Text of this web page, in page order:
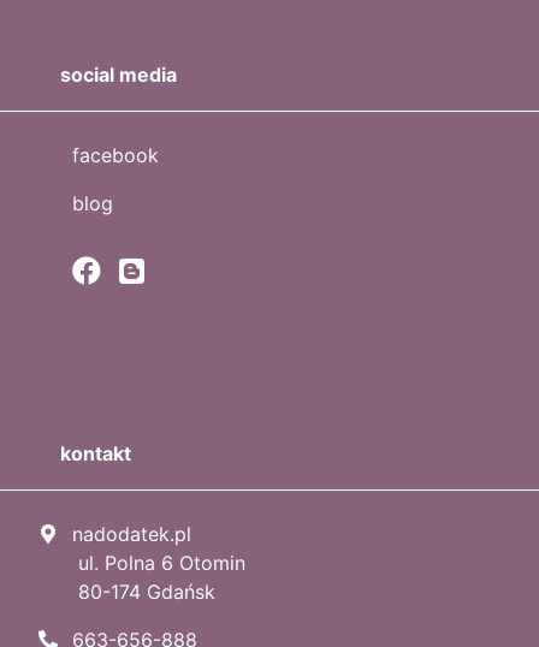
social media
facebook
blog
kontakt
nadodatek.pl
ul. Polna 6 Otomin
80-174 Gdańsk
663-656-888